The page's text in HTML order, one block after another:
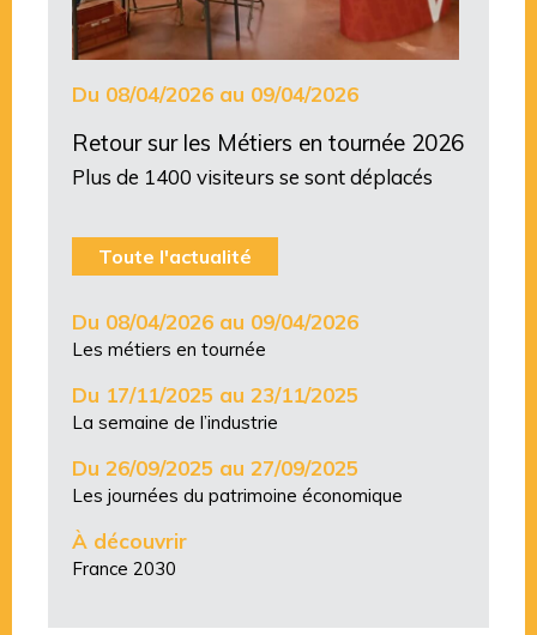
Du 08/04/2026 au 09/04/2026
Retour sur les Métiers en tournée 2026
Plus de 1400 visiteurs se sont déplacés
Toute l'actualité
Du 08/04/2026 au 09/04/2026
Les métiers en tournée
Du 17/11/2025 au 23/11/2025
La semaine de l’industrie
Du 26/09/2025 au 27/09/2025
Les journées du patrimoine économique
À découvrir
France 2030